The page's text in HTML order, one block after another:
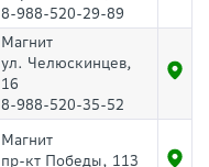
8-988-520-29-89
Магнит
ул. Челюскинцев,
16
8-988-520-35-52
Магнит
пр-кт Победы, 113